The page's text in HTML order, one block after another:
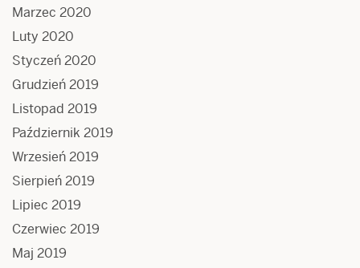
Marzec 2020
Luty 2020
Styczeń 2020
Grudzień 2019
Listopad 2019
Październik 2019
Wrzesień 2019
Sierpień 2019
Lipiec 2019
Czerwiec 2019
Maj 2019